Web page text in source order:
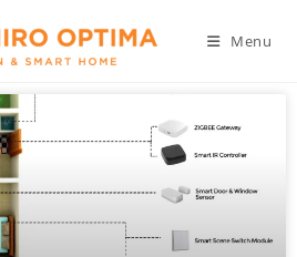
Menu